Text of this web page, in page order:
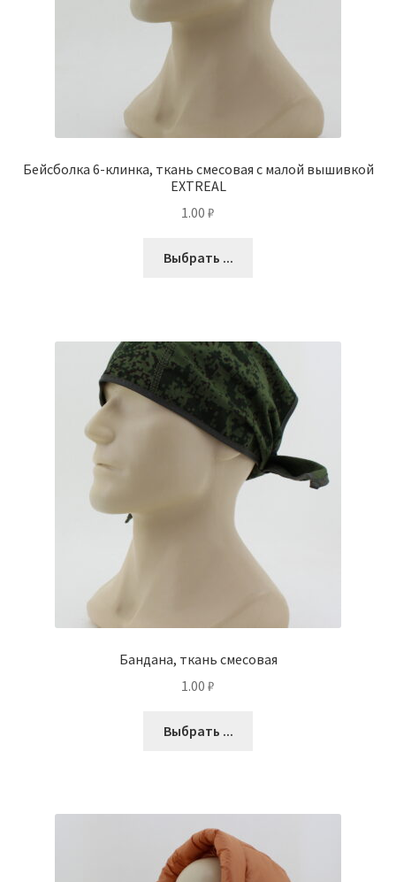
Бейсболка 6-клинка, ткань смесовая с малой вышивкой
EXTREAL
1.00 ₽
Выбрать ...
Бандана, ткань смесовая
1.00 ₽
Выбрать ...